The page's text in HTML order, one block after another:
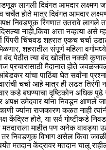
लागली दिवंगत आमदार लक्ष्मण
होते मात्र दिवंगत आमदार
निवडणूक रिंगणात उतरावे लागले
नाही,किंवा अत्ता नव्हत्या
चिंचवड शहरात एकच चर्चा
शहरातील संपूर्ण महिला
पेठीत त्या बंद खोलीत नक्की
प्रचारासाठी मैदानात होते
यांचा पाठिंबा घेत सर्वांना
चर्चा आहे मात्र ही लढत तिरंगी
कडे बघण्याचा दृष्टिकोन अधिक
अपक्ष उमेदवार यांना निवडून आणले
ज्यांना राजकारण कळत नाही
लक्ष केंद्रित होते, या सर्व
माहीत पण अनेक वावड्या
विभाग असेल किंवा
मतदान केंद्रावर मतदान चालू